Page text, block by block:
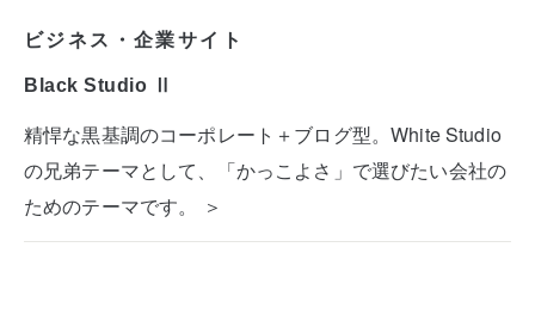
ビジネス・企業サイト
Black Studio Ⅱ
精悍な黒基調のコーポレート＋ブログ型。White Studio
の兄弟テーマとして、「かっこよさ」で選びたい会社の
ためのテーマです。 ＞